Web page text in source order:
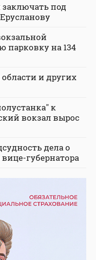
заключать под
парковку на 134
и других
к
вокзал вырос
дела о
губернатора